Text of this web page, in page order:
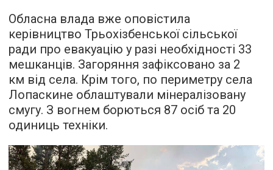
Обласна влада вже оповістила
керівництво Трьохізбенської сільської
ради про евакуацію у разі необхідності 33
мешканців. Загоряння зафіксовано за 2
км від села. Крім того, по периметру села
Лопаскине облаштували мінералізовану
смугу. З вогнем борються 87 осіб та 20
одиниць техніки.